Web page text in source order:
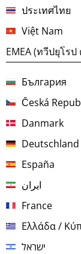
ประเทศไทย
Việt Nam
EMEA (ทวีปยุโร
България
Česká
Danmark
Deutschland
España
ایران
France
Ελλάδα /
ישראל